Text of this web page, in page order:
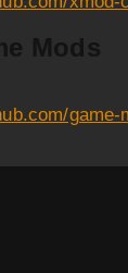
Mods
game-